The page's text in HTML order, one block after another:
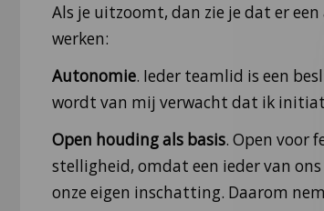
Als je uitzoomt, dan zie je dat er
werken:
Autonomie. Ieder teamlid is een
wordt van mij verwacht dat ik
Open houding als basis. Open voor
stelligheid, omdat een ieder van
onze eigen inschatting. Daarom